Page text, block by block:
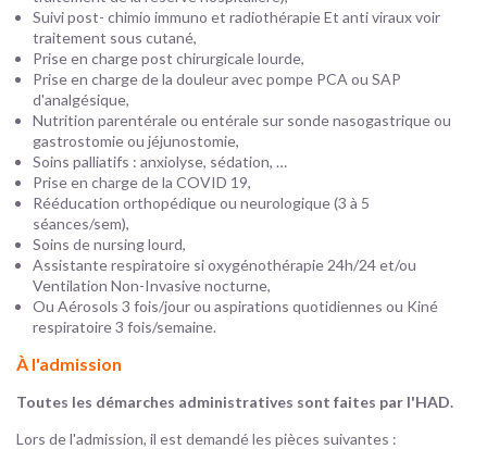
Suivi post- chimio immuno et radiothérapie Et anti viraux voir
traitement sous cutané,
Prise en charge post chirurgicale lourde,
Prise en charge de la douleur avec pompe PCA ou SAP
d'analgésique,
Nutrition parentérale ou entérale sur sonde nasogastrique ou
gastrostomie ou jéjunostomie,
Soins palliatifs : anxiolyse, sédation, …
Prise en charge de la COVID 19,
Rééducation orthopédique ou neurologique (3 à 5
séances/sem),
Soins de nursing lourd,
Assistante respiratoire si oxygénothérapie 24h/24 et/ou
Ventilation Non-Invasive nocturne,
Ou Aérosols 3 fois/jour ou aspirations quotidiennes ou Kiné
respiratoire 3 fois/semaine.
À l'admission
Toutes les démarches administratives sont faites par l'HAD.
Lors de l'admission, il est demandé les pièces suivantes :